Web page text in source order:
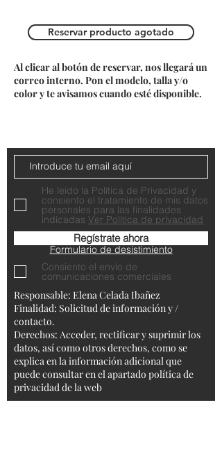
Reservar producto agotado
Al clicar al botón de reservar, nos llegará un
correo interno. Pon el modelo, talla y/o
color y te avisamos cuando esté disponible.
He leído la Política de Privacidad y
consiento el tratamiento de mis datos
personales para las finalidades
indicadas Ver Política de privacidad
Regístrate ahora
Consiento el envío de
comunicaciones comerciales
Responsable: Elena Celada Ibañez
Finalidad: Solicitud de información y /
contacto.
Derechos: Acceder, rectificar y suprimir los
datos, así como otros derechos, como se
explica en la información adicional que
puede consultar en el apartado política de
privacidad de la web
Formulario de desistimiento